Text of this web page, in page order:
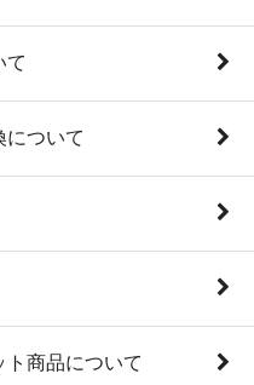
て
について
商品について